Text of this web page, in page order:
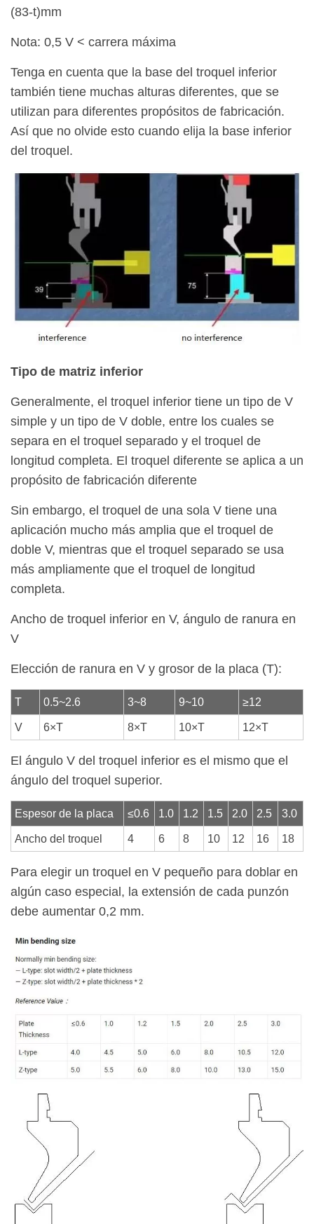
(83-t)mm
Nota: 0,5 V < carrera máxima
Tenga en cuenta que la base del troquel inferior
también tiene muchas alturas diferentes, que se
utilizan para diferentes propósitos de fabricación.
Así que no olvide esto cuando elija la base inferior
del troquel.
Tipo de matriz inferior
Generalmente, el troquel inferior tiene un tipo de V
simple y un tipo de V doble, entre los cuales se
separa en el troquel separado y el troquel de
longitud completa. El troquel diferente se aplica a un
propósito de fabricación diferente
Sin embargo, el troquel de una sola V tiene una
aplicación mucho más amplia que el troquel de
doble V, mientras que el troquel separado se usa
más ampliamente que el troquel de longitud
completa.
Ancho de troquel inferior en V, ángulo de ranura en
V
Elección de ranura en V y grosor de la placa (T):
T 0.5~2.6 3~8 9~10 ≥12
V 6×T 8×T 10×T 12×T
El ángulo V del troquel inferior es el mismo que el
ángulo del troquel superior.
Espesor de la placa ≤0.6 1.0 1.2 1.5 2.0 2.5 3.0
Ancho del troquel 4 6 8 10 12 16 18
Para elegir un troquel en V pequeño para doblar en
algún caso especial, la extensión de cada punzón
debe aumentar 0,2 mm.